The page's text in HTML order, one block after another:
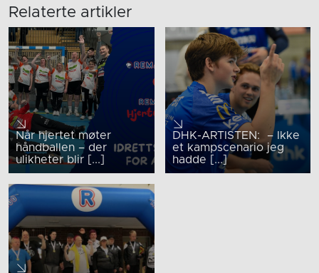
Relaterte artikler
Når hjertet møter
håndballen – der
ulikheter blir [...]
DHK-ARTISTEN: – Ikke
et kampscenario jeg
hadde [...]